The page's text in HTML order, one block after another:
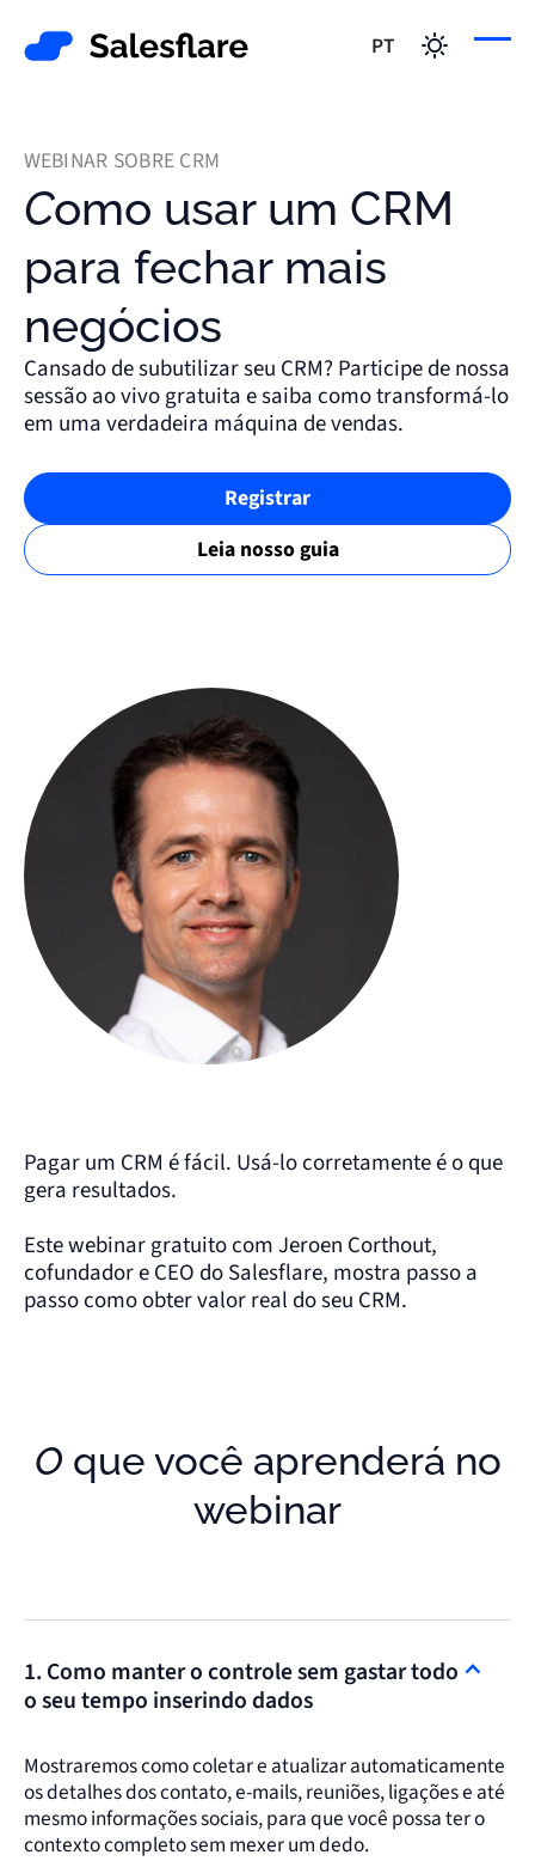
PT
WEBINAR SOBRE CRM
Como usar um CRM
para fechar mais
negócios
Cansado de subutilizar seu CRM? Participe de nossa
sessão ao vivo gratuita e saiba como transformá-lo
em uma verdadeira máquina de vendas.
Registrar
Leia nosso guia
Pagar um CRM é fácil. Usá-lo corretamente é o que
gera resultados.
Este webinar gratuito com Jeroen Corthout,
cofundador e CEO do Salesflare, mostra passo a
passo como obter valor real do seu CRM.
O que você aprenderá no
webinar
1. Como manter o controle sem gastar todo
o seu tempo inserindo dados
Mostraremos como coletar e atualizar automaticamente
os detalhes dos contato, e-mails, reuniões, ligações e até
mesmo informações sociais, para que você possa ter o
contexto completo sem mexer um dedo.